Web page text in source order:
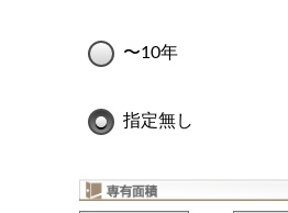
〜10年
指定無し